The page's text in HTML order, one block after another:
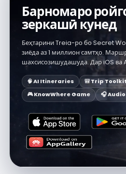
Барномаро
зеркашӣ кунед
Беҳтарини Treia-ро бо Secret
зиёда аз 1 миллион самтҳо.
шахсисозишудашуда. Дар iOS ва
🧠 AI Itineraries
🎒 Trip Toolkit
🎮 KnowWhere Game
🎧